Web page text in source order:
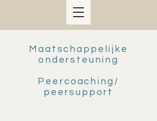
Maatschappelijke
ondersteuning
Peercoaching/
peersupport